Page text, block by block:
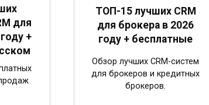
для
+
ТОП-15 лучших CRM
для брокера в 2026
году + бесплатные
Обзор лучших CRM-систем
для брокеров и кредитных
брокеров.